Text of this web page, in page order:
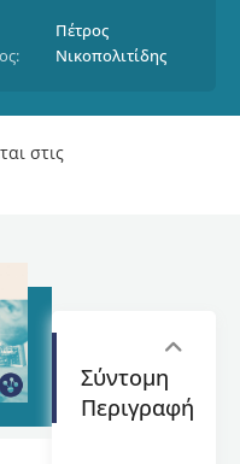
Πέτρος
Νικοπολιτίδης
στις
Σύντομη
Περιγραφή